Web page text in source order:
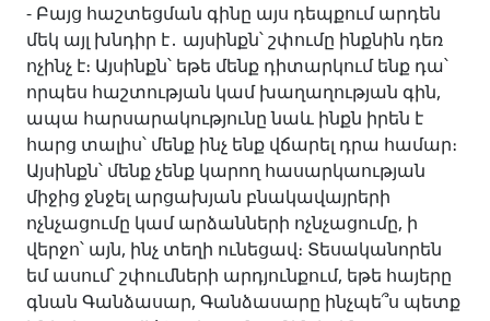
- Բայց հաշտեցման գինը այս դեպքում արդեն
մեկ այլ խնդիր է․ այսինքն՝ շփումը ինքնին դեռ
ոչինչ է։ Այսինքն՝ եթե մենք դիտարկում ենք դա՝
որպես հաշտության կամ խաղաղության գին,
ապա հարսարակությունը նաև ինքն իրեն է
հարց տալիս՝ մենք ինչ ենք վճարել դրա համար։
Այսինքն՝ մենք չենք կարող հասարկաության
միջից ջնջել արցախյան բնակավայրերի
ոչնչացումը կամ արձանների ոչնչացումը, ի
վերջո՝ այն, ինչ տեղի ունեցավ։ Տեսականորեն
եմ ասում՝ շփումների արդյունքում, եթե հայերը
գնան Գանձասար, Գանձասարը ինչպե՞ս պետք